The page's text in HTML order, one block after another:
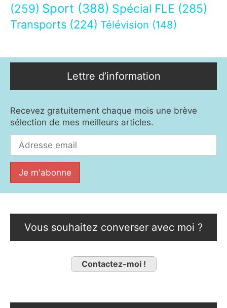
(259) Sport (388) Spécial FLE (285)
Transports (224) Télévision (148)
Lettre d’information
Recevez gratuitement chaque mois une brève
sélection de mes meilleurs articles.
Vous souhaitez converser avec moi ?
Contactez-moi !